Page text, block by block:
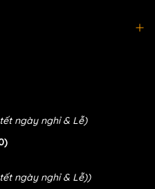
ngày nghỉ & Lễ)
ngày nghỉ & Lễ))